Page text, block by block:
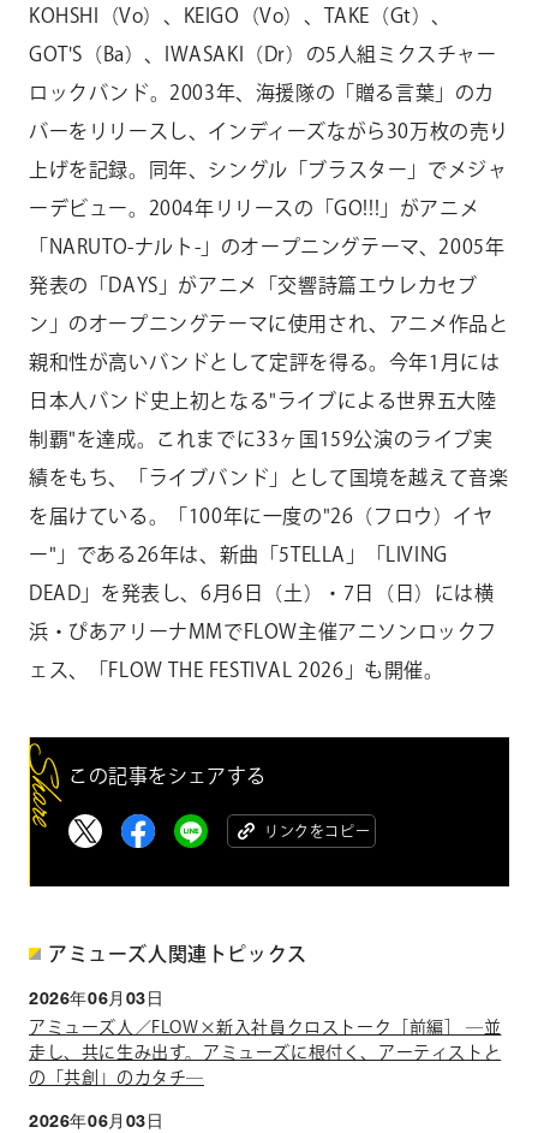
KOHSHI（Vo）、KEIGO（Vo）、TAKE（Gt）、
GOT'S（Ba）、IWASAKI（Dr）の5人組ミクスチャー
ロックバンド。2003年、海援隊の「贈る言葉」のカ
バーをリリースし、インディーズながら30万枚の売り
上げを記録。同年、シングル「ブラスター」でメジャ
ーデビュー。2004年リリースの「GO!!!」がアニメ
「NARUTO-ナルト-」のオープニングテーマ、2005年
発表の「DAYS」がアニメ「交響詩篇エウレカセブ
ン」のオープニングテーマに使用され、アニメ作品と
親和性が高いバンドとして定評を得る。今年1月には
日本人バンド史上初となる"ライブによる世界五大陸
制覇"を達成。これまでに33ヶ国159公演のライブ実
績をもち、「ライブバンド」として国境を越えて音楽
を届けている。「100年に一度の"26（フロウ）イヤ
ー"」である26年は、新曲「5TELLA」「LIVING
DEAD」を発表し、6月6日（土）・7日（日）には横
浜・ぴあアリーナMMでFLOW主催アニソンロックフ
ェス、「FLOW THE FESTIVAL 2026」も開催。
この記事をシェアする
リンクをコピー
アミューズ人関連トピックス
2026年06月03日
アミューズ人／FLOW×新入社員クロストーク［前編］ ―並
走し、共に生み出す。アミューズに根付く、アーティストと
の「共創」のカタチ―
2026年06月03日